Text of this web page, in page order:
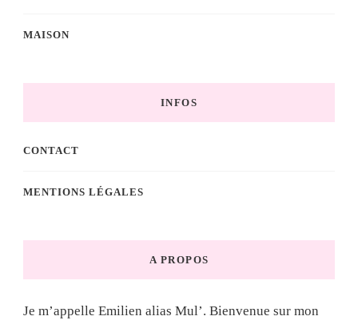
MAISON
INFOS
CONTACT
MENTIONS LÉGALES
A PROPOS
Je m’appelle Emilien alias Mul’. Bienvenue sur mon